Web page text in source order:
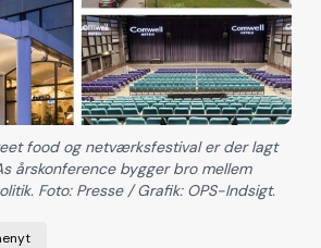
food og netværksfestival er der lagt
årskonference bygger bro mellem
Foto: Presse / Grafik: OPS-Indsigt.